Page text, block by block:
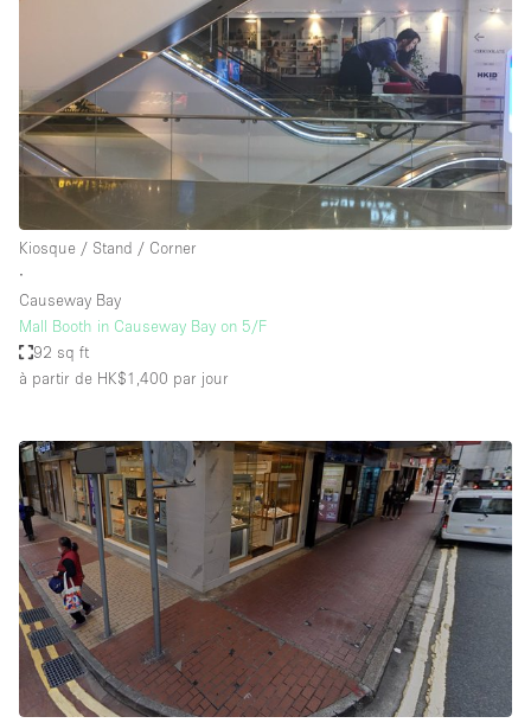
Kiosque / Stand / Corner
∙
Causeway Bay
Mall Booth in Causeway Bay on 5/F
92 sq ft
à partir de HK$1,400 par jour